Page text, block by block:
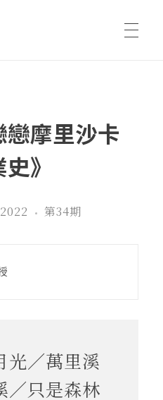
摩里沙卡
》
2022 第34期
光／萬里溪
／只是森林